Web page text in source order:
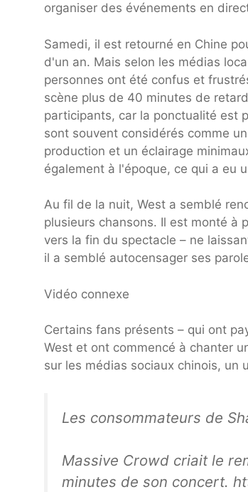
organiser des événements en
Samedi, il est retourné en Chine
d'un an. Mais selon les médias
personnes ont été confus et
scène plus de 40 minutes de
participants, car la ponctualité est
sont souvent considérés comme
production et un éclairage
également à l'époque, ce qui a eu
Au fil de la nuit, West a semblé
plusieurs chansons. Il est monté à
vers la fin du spectacle – ne
il a semblé autocensager ses
Vidéo connexe
Certains fans présents – qui ont
West et ont commencé à chanter
sur les médias sociaux chinois, un
Les consommateurs de
Massive Crowd criait le
minutes de son concert.